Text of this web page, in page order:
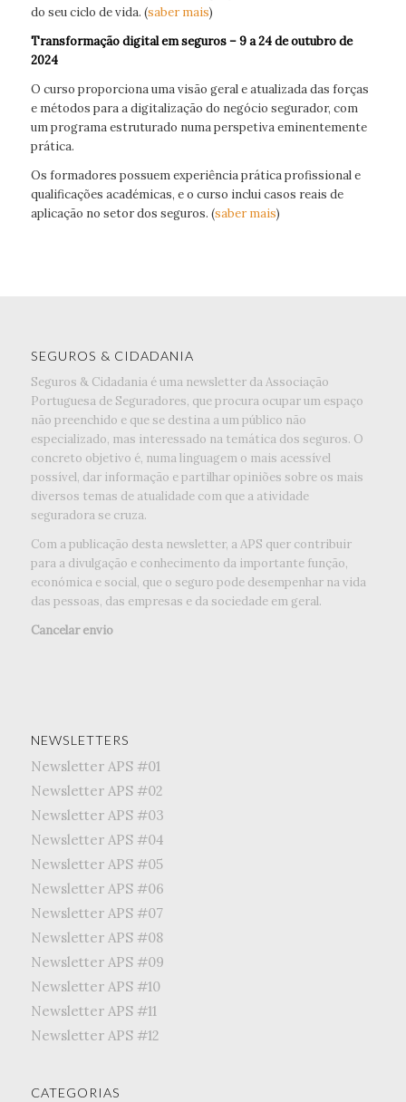
do seu ciclo de vida. (saber mais)
Transformação digital em seguros – 9 a 24 de outubro de
2024
O curso proporciona uma visão geral e atualizada das forças
e métodos para a digitalização do negócio segurador, com
um programa estruturado numa perspetiva eminentemente
prática.
Os formadores possuem experiência prática profissional e
qualificações académicas, e o curso inclui casos reais de
aplicação no setor dos seguros. (saber mais)
SEGUROS & CIDADANIA
Seguros & Cidadania é uma newsletter da Associação
Portuguesa de Seguradores, que procura ocupar um espaço
não preenchido e que se destina a um público não
especializado, mas interessado na temática dos seguros. O
concreto objetivo é, numa linguagem o mais acessível
possível, dar informação e partilhar opiniões sobre os mais
diversos temas de atualidade com que a atividade
seguradora se cruza.
Com a publicação desta newsletter, a APS quer contribuir
para a divulgação e conhecimento da importante função,
económica e social, que o seguro pode desempenhar na vida
das pessoas, das empresas e da sociedade em geral.
Cancelar envio
NEWSLETTERS
Newsletter APS #01
Newsletter APS #02
Newsletter APS #03
Newsletter APS #04
Newsletter APS #05
Newsletter APS #06
Newsletter APS #07
Newsletter APS #08
Newsletter APS #09
Newsletter APS #10
Newsletter APS #11
Newsletter APS #12
CATEGORIAS